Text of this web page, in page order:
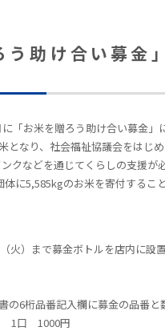
う助け合い募金
「お米を贈ろう助け合い募金」
となり、社会福祉協議会をはじ
クなどを通じてくらしの支援が
に5,585kgのお米を寄付するこ
火）まで募金ボトルを店内に設
の6桁品番記入欄に募金の品番
1口 1000円